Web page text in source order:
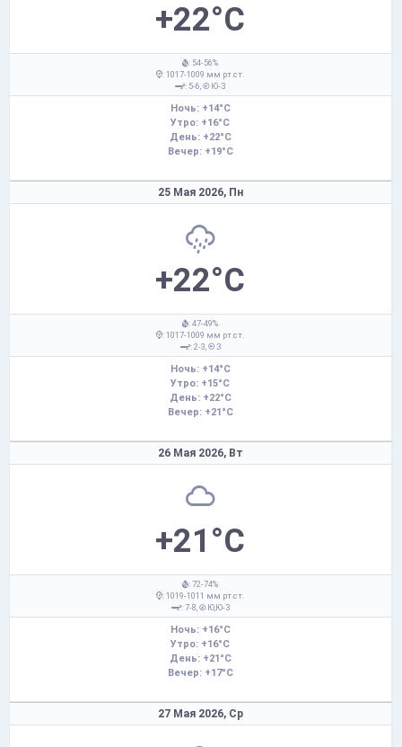
+22°C
: 54-56%
: 1017-1009 мм рт.ст.
: 5-6,
Ю-З
Ночь: +14°C
Утро: +16°C
День: +22°C
Вечер: +19°C
25 Мая 2026, Пн
+22°C
: 47-49%
: 1017-1009 мм рт.ст.
: 2-3,
З
Ночь: +14°C
Утро: +15°C
День: +22°C
Вечер: +21°C
26 Мая 2026, Вт
+21°C
: 72-74%
: 1019-1011 мм рт.ст.
: 7-8,
Ю,Ю-З
Ночь: +16°C
Утро: +16°C
День: +21°C
Вечер: +17°C
27 Мая 2026, Ср